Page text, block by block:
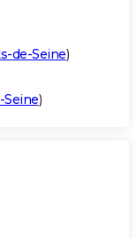
de-Seine)
Seine)